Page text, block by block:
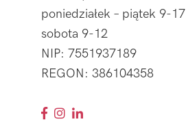
poniedziałek – piątek 9-17
sobota 9-12
NIP: 7551937189
REGON: 386104358